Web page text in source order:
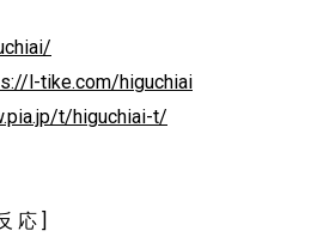
l-tike.com/higuchiai
t/higuchiai-t/
応 ]